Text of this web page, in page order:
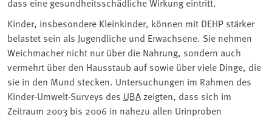
Kinder, insbesondere Kleinkinder, können mit DEHP stärker
belastet sein als Jugendliche und Erwachsene. Sie nehmen
Weichmacher nicht nur über die Nahrung, sondern auch
vermehrt über den Hausstaub auf sowie über viele Dinge, die
sie in den Mund stecken. Untersuchungen im Rahmen des
Kinder-Umwelt-Surveys des UBA zeigten, dass sich im
Zeitraum 2003 bis 2006 in nahezu allen Urinproben